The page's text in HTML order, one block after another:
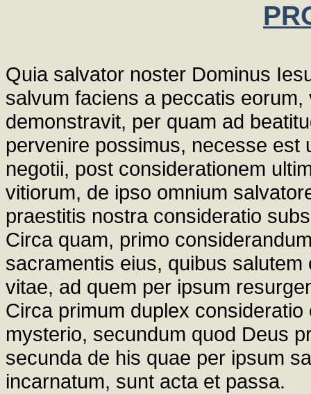
Quia salvator noster Dominus
salvum faciens a peccatis
demonstravit, per quam ad
pervenire possimus, necesse est
negotii, post considerationem
vitiorum, de ipso omnium
praestitis nostra consideratio
Circa quam, primo
sacramentis eius, quibus
vitae, ad quem per ipsum
Circa primum duplex
mysterio, secundum quod Deus
secunda de his quae per ipsum
incarnatum, sunt acta et passa.